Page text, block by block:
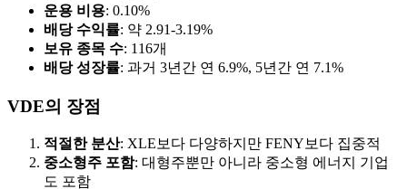
운용 비용: 0.10%
배당 수익률: 약 2.91-3.19%
보유 종목 수: 116개
배당 성장률: 과거 3년간 연 6.9%, 5년간 연 7.1%
VDE의 장점
적절한 분산: XLE보다 다양하지만 FENY보다 집중적
중소형주 포함: 대형주뿐만 아니라 중소형 에너지 기업
도 포함